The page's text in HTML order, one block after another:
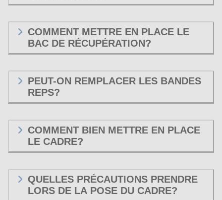
COMMENT METTRE EN PLACE LE
BAC DE RÉCUPÉRATION?
PEUT-ON REMPLACER LES BANDES
REPS?
COMMENT BIEN METTRE EN PLACE
LE CADRE?
QUELLES PRÉCAUTIONS PRENDRE
LORS DE LA POSE DU CADRE?